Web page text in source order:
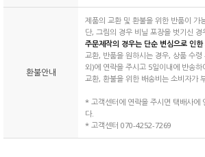
환불안내
제품의 교환 및 환불을 위한 반품이 가
단, 그림의 경우 비닐 포장을 벗기신 경
주문제작의 경우는 단순 변심으로 인
교환, 반품을 원하시는 경우, 상품 수
외)에 연락을 주시고 5일이내에 반송하
교환, 환불을 위한 배송비는 소비자가
* 고객센터에 연락을 주시면 택배사에
다.
* 고객센터 070-4252-7269